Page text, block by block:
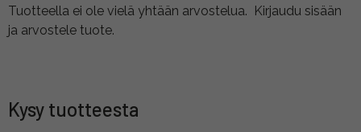
Tuotteella ei ole vielä yhtään arvostelua. Kirjaudu sisään
ja arvostele tuote.
Kysy tuotteesta